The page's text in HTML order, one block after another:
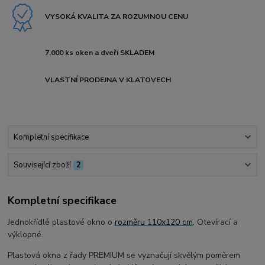
VYSOKÁ KVALITA ZA ROZUMNOU CENU
7.000 ks oken a dveří SKLADEM
VLASTNÍ PRODEJNA V KLATOVECH
Kompletní specifikace
Související zboží 2
Kompletní specifikace
Jednokřídlé plastové okno o rozměru 110x120 cm. Otevírací a
výklopné.
Plastová okna z řady PREMIUM se vyznačují skvělým poměrem